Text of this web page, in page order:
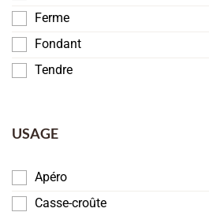
Ferme
Fondant
Tendre
USAGE
Apéro
Casse-croûte